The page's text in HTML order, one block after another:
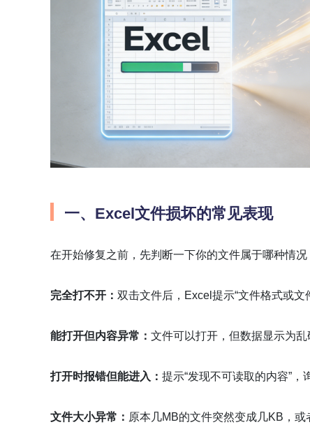
一、 Excel文件损坏的常见表现
在开始修复之前，先判断一下你的文件属于哪种情况
完全打不开： 双击文件后，Excel提示“文件格式或文
能打开但内容异常： 文件可以打开，但数据显示为
打开时报错但能进入： 提示“发现不可读取的内容”，
文件大小异常： 原本几MB的文件突然变成几KB，或